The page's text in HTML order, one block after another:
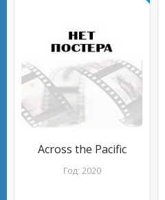
Across the Pacific
Год: 2020